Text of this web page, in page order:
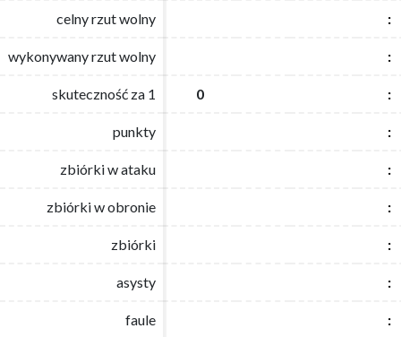
celny rzut wolny :
wykonywany rzut wolny :
skuteczność za 1 0 :
punkty :
zbiórki w ataku :
zbiórki w obronie :
zbiórki :
asysty :
faule :
celny rzut wolny :
wykonywany rzut wolny :
skuteczność za 1 0 :
punkty :
zbiórki w ataku :
zbiórki w obronie :
zbiórki :
asysty :
faule :